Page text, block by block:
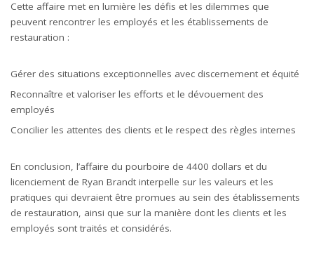
Cette affaire met en lumière les défis et les dilemmes que
peuvent rencontrer les employés et les établissements de
restauration :
Gérer des situations exceptionnelles avec discernement et équité
Reconnaître et valoriser les efforts et le dévouement des
employés
Concilier les attentes des clients et le respect des règles internes
En conclusion, l’affaire du pourboire de 4400 dollars et du
licenciement de Ryan Brandt interpelle sur les valeurs et les
pratiques qui devraient être promues au sein des établissements
de restauration, ainsi que sur la manière dont les clients et les
employés sont traités et considérés.